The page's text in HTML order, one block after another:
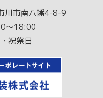
市南八幡4-8-9
～18:00
祝祭日